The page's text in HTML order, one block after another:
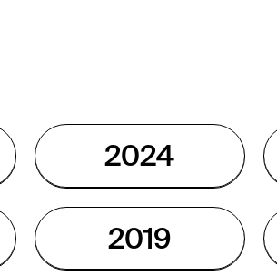
2024
2019